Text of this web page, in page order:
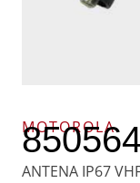
MOTOROLA
ANTENA IP67